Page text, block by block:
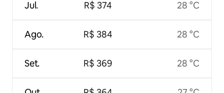
Jul.
Ago.
Set.
R$ 374
R$ 384
R$ 369
28 °C
28 °C
28 °C